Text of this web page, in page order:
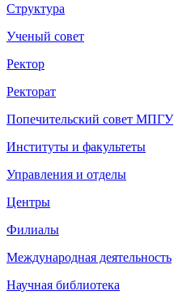
Структура
Ученый совет
Ректор
Ректорат
Попечительский совет МПГУ
Институты и факультеты
Управления и отделы
Центры
Филиалы
Международная деятельность
Научная библиотека